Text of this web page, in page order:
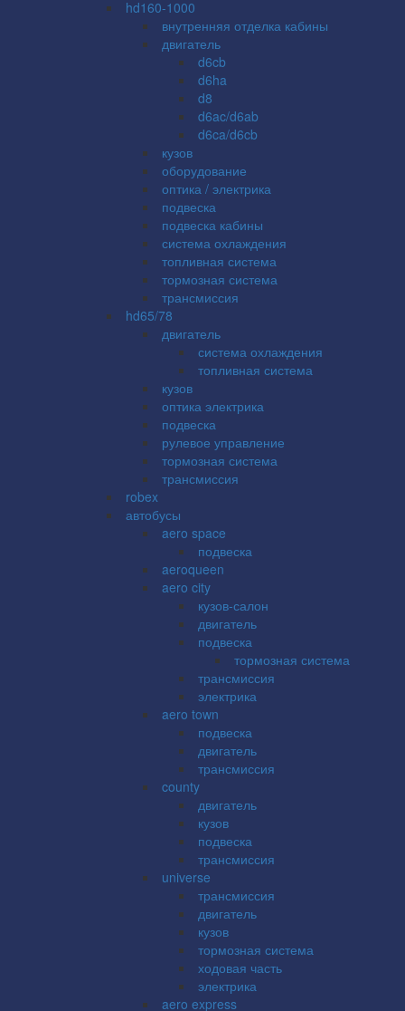
hd160-1000
внутренняя отделка кабины
двигатель
d6cb
d6ha
d8
d6ac/d6ab
d6ca/d6cb
кузов
оборудование
оптика / электрика
подвеска
подвеска кабины
система охлаждения
топливная система
тормозная система
трансмиссия
hd65/78
двигатель
система охлаждения
топливная система
кузов
оптика электрика
подвеска
рулевое управление
тормозная система
трансмиссия
robex
автобусы
aero space
подвеска
aeroqueen
aero city
кузов-салон
двигатель
подвеска
тормозная система
трансмиссия
электрика
aero town
подвеска
двигатель
трансмиссия
county
двигатель
кузов
подвеска
трансмиссия
universe
трансмиссия
двигатель
кузов
тормозная система
ходовая часть
электрика
aero express